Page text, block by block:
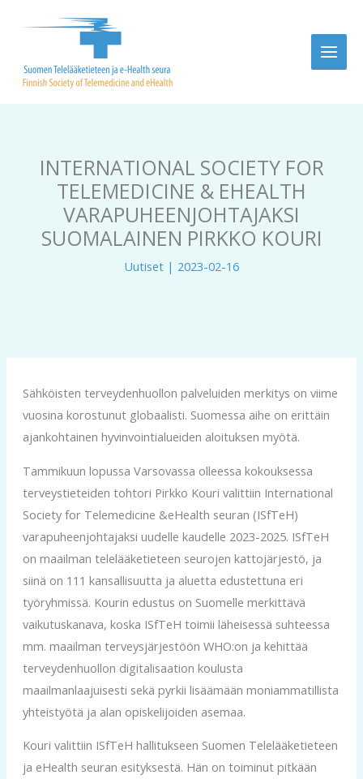
sisältöön
INTERNATIONAL SOCIETY FOR
TELEMEDICINE & EHEALTH
VARAPUHEENJOHTAJAKSI
SUOMALAINEN PIRKKO KOURI
Uutiset | 2023-02-16
Sähköisten terveydenhuollon palveluiden merkitys on viime
vuosina korostunut globaalisti. Suomessa aihe on erittäin
ajankohtainen hyvinvointialueiden aloituksen myötä.
Tammikuun lopussa Varsovassa olleessa kokouksessa
terveystieteiden tohtori Pirkko Kouri valittiin International
Society for Telemedicine &eHealth seuran (ISfTeH)
varapuheenjohtajaksi uudelle kaudelle 2023-2025. ISfTeH
on maailman telelääketieteen seurojen kattojärjestö, ja
siinä on 111 kansallisuutta ja aluetta edustettuna eri
työryhmissä. Kourin edustus on Suomelle merkittävä
vaikutuskanava, koska ISfTeH toimii läheisessä suhteessa
mm. maailman terveysjärjestöön WHO:on ja kehittää
terveydenhuollon digitalisaation koulusta
maailmanlaajuisesti sekä pyrkii lisäämään moniammatillista
yhteistyötä ja alan opiskelijoiden asemaa.
Kouri valittiin ISfTeH hallitukseen Suomen Telelääketieteen
ja eHealth seuran esityksestä. Hän on toiminut pitkään